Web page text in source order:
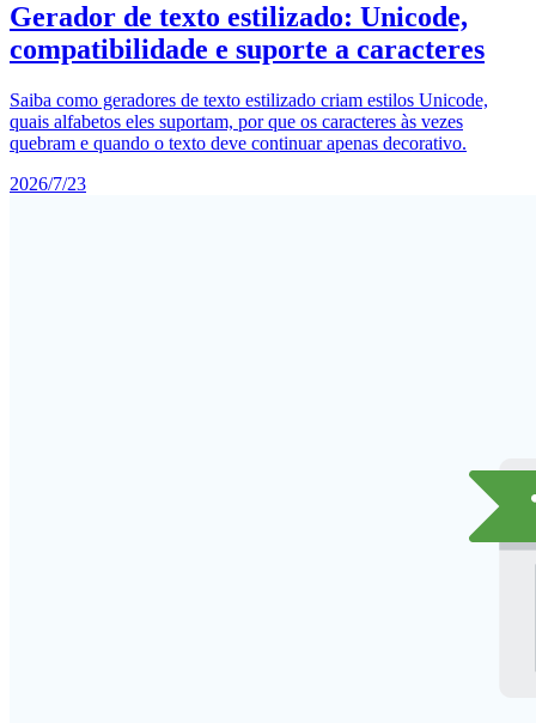
Gerador de texto estilizado: Unicode,
compatibilidade e suporte a caracteres
Saiba como geradores de texto estilizado criam estilos Unicode,
quais alfabetos eles suportam, por que os caracteres às vezes
quebram e quando o texto deve continuar apenas decorativo.
2026/7/23